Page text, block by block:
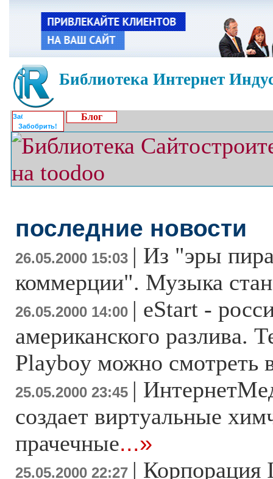
Библиотека Интернет
Забобрить!
Блог
последние новости
26.05.2000 15:03 | Из "эры
коммерции". Музыка
26.05.2000 14:00 | eStart -
американского разлива.
Playboy можно смотреть
25.05.2000 23:45 |
создает виртуальные
прачечные...»
25.05.2000 22:27 | Корпорация